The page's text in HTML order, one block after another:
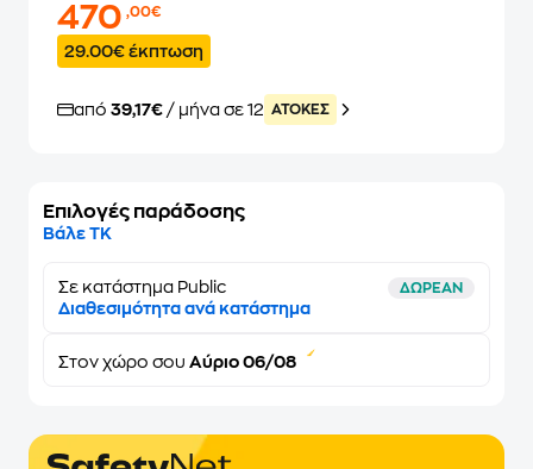
470,00€
29.00€ έκπτωση
από 39,17€ / μήνα σε 12 ATOKEΣ
Επιλογές παράδοσης
Βάλε ΤΚ
Σε κατάστημα Public ΔΩΡΕΑΝ
Διαθεσιμότητα ανά κατάστημα
Στον χώρο σου Αύριο 06/08